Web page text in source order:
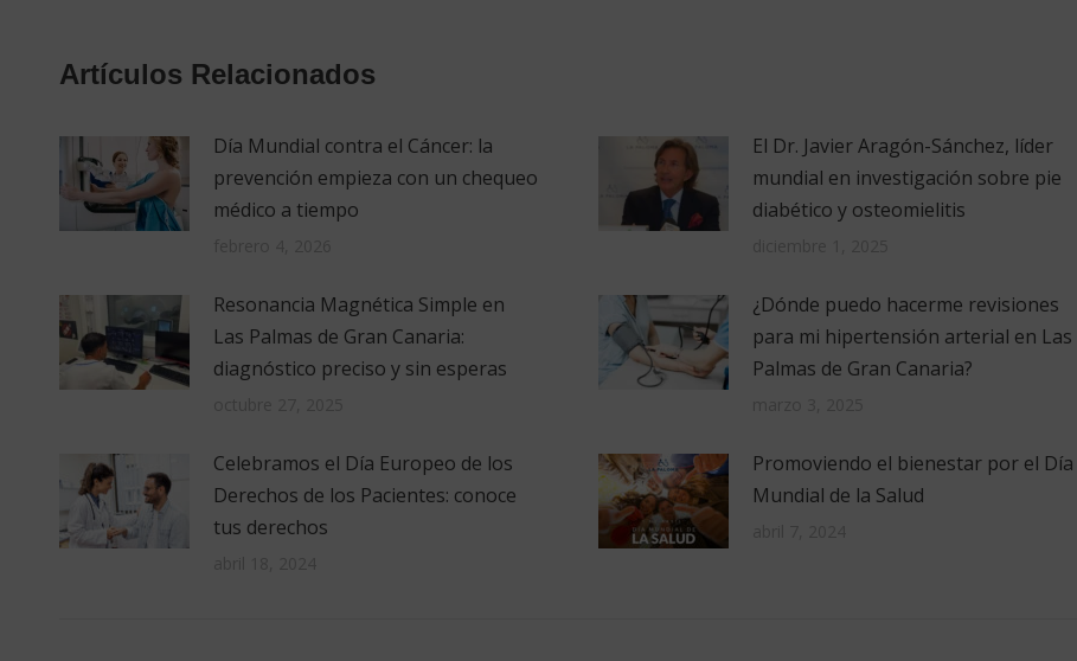
Artículos Relacionados
Día Mundial contra el Cáncer: la
prevención empieza con un chequeo
médico a tiempo
El Dr. Javier Aragón-Sánchez, líder
mundial en investigación sobre pie
diabético y osteomielitis
Resonancia Magnética Simple en
Las Palmas de Gran Canaria:
diagnóstico preciso y sin esperas
¿Dónde puedo hacerme revisiones
para mi hipertensión arterial en Las
Palmas de Gran Canaria?
Celebramos el Día Europeo de los
Derechos de los Pacientes: conoce
tus derechos
Promoviendo el bienestar por el Día
Mundial de la Salud